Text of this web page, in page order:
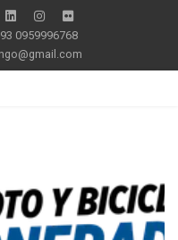
0959996768